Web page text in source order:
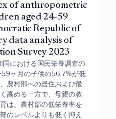
of anthropometric
aged 24-59
Republic of
data analysis of
Survey 2023
における国民栄養調査の
ヶ月の子供の56.7%が低
農村部への居住および最
高める一方で、母親の教
は、農村部の低栄養率を
のレベルよりも低く抑え